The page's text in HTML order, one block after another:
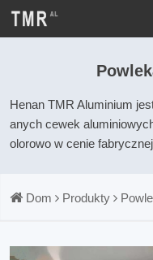
Henan TMR Aluminium
anych cewek
olorowo w cenie fabrycznej
Dom Produkty